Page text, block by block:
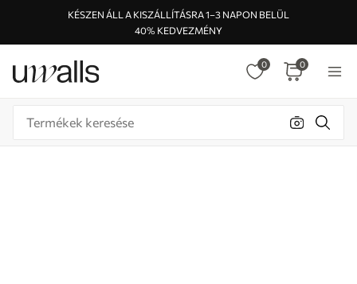
KÉSZEN ÁLL A KISZÁLLÍTÁSRA 1–3 NAPON BELÜL
40% KEDVEZMÉNY
0 0